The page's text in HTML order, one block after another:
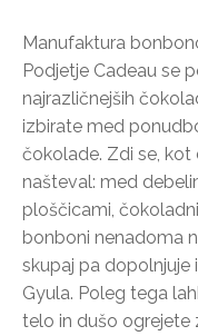
Manufaktura
Podjetje Cadeau se
najrazličnejših
izbirate med
čokolade. Zdi se,
našteval: med
ploščicami,
bonboni nenadoma
skupaj pa
Gyula. Poleg tega
telo in dušo ogrejete